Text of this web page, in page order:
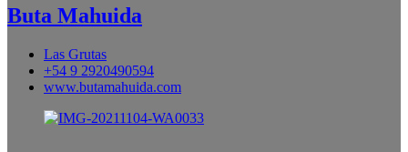
Buta Mahuida
Las Grutas
+54 9 2920490594
www.butamahuida.com